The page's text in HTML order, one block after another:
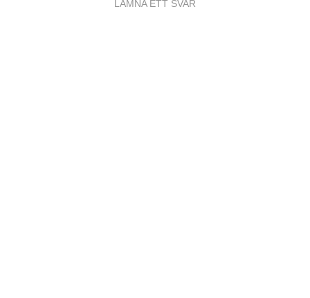
LÄMNA ETT SVAR